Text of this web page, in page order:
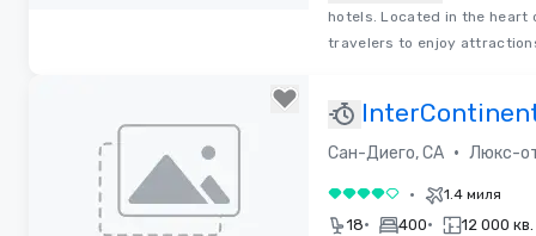
hotels. Located in the heart
travelers to enjoy
San Diego
Сан-Диего, CA • Люкс-
4 из 5 • 1.4 миля
18• 400• 12 000